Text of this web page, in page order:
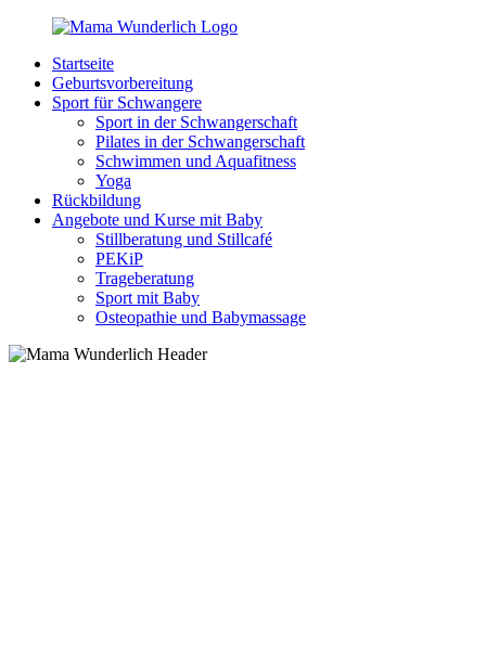
Zurück
Inhalt
MamaWunderlich.de
Mutti
sein
wunderbar!
Startseite
Geburtsvorbereitung
Sport für Schwangere
Sport in der Schwangerschaft
Pilates in der Schwangerschaft
Schwimmen und Aquafitness
Yoga
Rückbildung
Angebote und Kurse mit Baby
Stillberatung und Stillcafé
PEKiP
Trageberatung
Sport mit Baby
Osteopathie und Babymassage